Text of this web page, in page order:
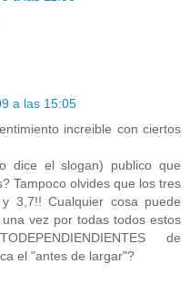
a las 15:05
increible con ciertos
dice el slogan) publico que
Tampoco olvides que los tres
3,7!! Cualquier cosa puede
vez por todas todos estos
de
el "antes de largar"?